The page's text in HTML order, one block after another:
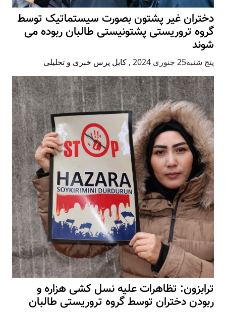
دختران غیر پشتون بصورت سیستماتیک توسط
گروه تروریستی پشتونیستی طالبان ربوده می
شوند
پنج شنبه25 جنوری 2024 , کابل پرس خبری و تحلیلی
ترابزون: تظاهرات علیه نسل کشی هزاره و
ربودن دختران توسط گروه تروریستی طالبان